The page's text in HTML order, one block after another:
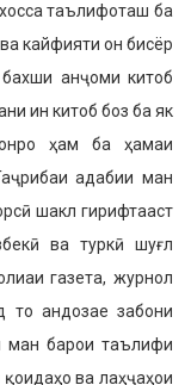
таълифоташ ба
кайфияти он бисёр
анҷоми китоб
ин китоб боз ба як
ҳам ба ҳамаи
адабии ман
шакл гирифтааст
ва туркӣ шуғл
газета, журнол
то андозае забони
ман барои таълифи
ва лаҳҷаҳои